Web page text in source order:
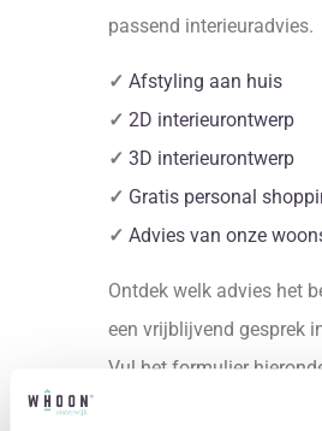
passend interieuradvies.
✓ Afstyling aan huis
✓ 2D interieurontwerp
✓ 3D interieurontwerp
✓ Gratis personal
✓ Advies van onze
Ontdek welk advies het
een vrijblijvend gesprek
Vul het formulier